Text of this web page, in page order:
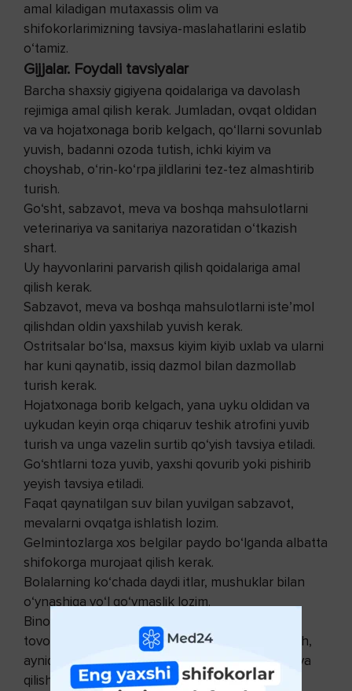
amal kiladigan mutaxassis olim va
shifokorlarimizning tavsiya-maslahatlarini eslatib
o‘tamiz.
Gijjalar. Foydali tavsiyalar
Barcha shaxsiy gigiyena qoidalariga va davolash
rejimiga amal qilish kerak. Jumladan, ovqat oldidan
va va hojatxonaga borib kelgach, qo‘llarni sovunlab
yuvish, badanni ozoda tutish, ichki kiyim va
choyshab, o‘rin-ko‘rpa jildlarini tez-tez almashtirib
turish.
Go‘sht, sabzavot, meva va boshqa mahsulotlarni
veterinariya va sanitariya nazoratidan o‘tkazish
shart.
Uy hayvonlarini parvarish qilish qoidalariga amal
qilish kerak.
Sabzavot, meva va boshqa mahsulotlarni iste’mol
qilishdan oldin yaxshilab yuvish kerak.
Ostritsalar bo‘lsa, maxsus kiyim kiyib uxlab va ularni
har kuni qaynatib, issiq dazmol bilan dazmollab
turish kerak.
Hojatxonaga borib kelgach, yana uyku oldidan va
uykudan keyin orqa chiqaruv teshik atrofini yuvib
turish va unga vazelin surtib qo‘yish tavsiya etiladi.
Go‘shtlarni toza yuvib, yaxshi qovurib yoki pishirib
yeyish tavsiya etiladi.
Faqat qaynatilgan suv bilan yuvilgan sabzavot,
mevalarni ovqatga ishlatish lozim.
Gelmintozlarga xos belgilar paydo bo‘lganda albatta
shifokorga murojaat qilish kerak.
Bolalarning ko‘chada daydi itlar, mushuklar bilan
o‘ynashiga yo‘l qo‘ymaslik lozim.
Binoni, xonani yaxshilab supurib-sidirish, idish-
tovoqdarni, o‘yinchokdarni yuvish, mebelni artish,
ayniqsa, hojatxonalarni va tuvaklarni dezinfeksiya
qilish shart.